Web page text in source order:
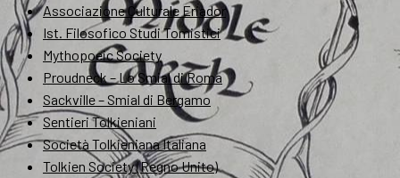
Associazione Culturale Eriador
Ist. Filosofico Studi Tomistici
Mythopoeic Society
Proudneck – Lo Smial di Roma
Sackville – Smial di Bergamo
Sentieri Tolkieniani
Società Tolkieniana Italiana
Tolkien Society (Regno Unito)